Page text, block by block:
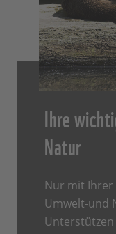
Ihre
Natur
Nur mit Ihrer
Umwelt-und
Unterstützen